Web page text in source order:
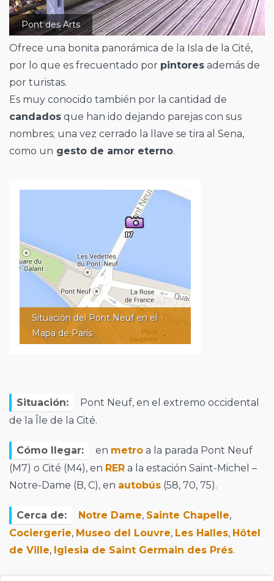
Pont des Arts
Ofrece una bonita panorámica de la Isla de la Cité,
por lo que es frecuentado por pintores además de
por turistas.
Es muy conocido también por la cantidad de
candados que han ido dejando parejas con sus
nombres; una vez cerrado la llave se tira al Sena,
como un gesto de amor eterno.
Situación del Pont Neuf en el
Mapa de París
Situación:
Pont Neuf, en el extremo occidental
de la Île de la Cité.
Cómo llegar: en metro a la parada Pont Neuf
(M7) o Cité (M4), en RER a la estación Saint-Michel –
Notre-Dame (B, C), en autobús (58, 70, 75).
Cerca de: Notre Dame, Sainte Chapelle,
Cociergerie, Museo del Louvre, Les Halles, Hôtel
de Ville, Iglesia de Saint Germain des Prés.